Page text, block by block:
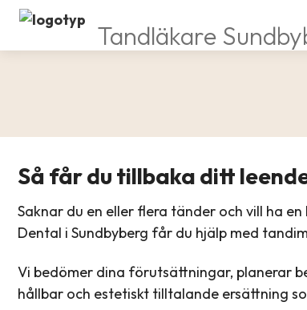
Tandläkare
Så får du tillbaka ditt
Saknar du en eller flera tänder och vill ha
Dental i Sundbyberg får du hjälp med
Vi bedömer dina förutsättningar, planerar
hållbar och estetiskt tilltalande ersättning